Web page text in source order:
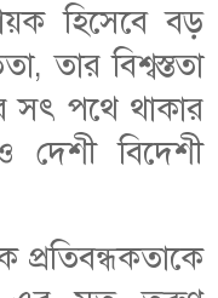
হিসেবে বড়
তার বিশ্বস্ততা
সৎ পথে থাকার
দেশী বিদেশী
প্রতিবন্ধকতাকে